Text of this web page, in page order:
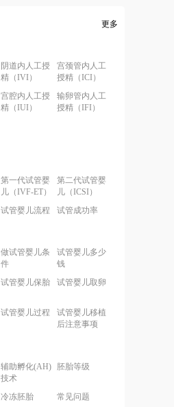
更多
阴道内人工授
精（IVI）
宫颈管内人工
授精（ICI）
宫腔内人工授
精（IUI）
输卵管内人工
授精（IFI）
第一代试管婴
儿（IVF-ET）
第二代试管婴
儿（ICSI）
试管婴儿流程 试管成功率
做试管婴儿条
件
试管婴儿多少
钱
试管婴儿保胎 试管婴儿取卵
试管婴儿过程
试管婴儿移植
后注意事项
辅助孵化(AH)
技术
胚胎等级
冷冻胚胎 常见问题